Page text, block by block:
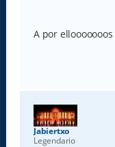
A por
Jabiertxo
Legendario